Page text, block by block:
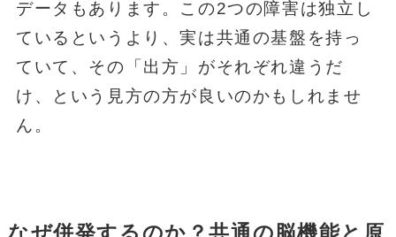
データもあります。この2つの障害は独立し
ているというより、実は共通の基盤を持っ
ていて、その「出方」がそれぞれ違うだ
け、という見方の方が良いのかもしれませ
ん。